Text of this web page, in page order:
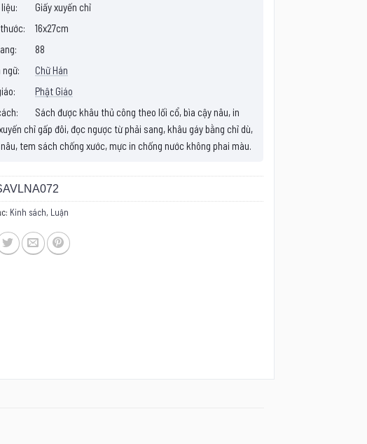
Giấy xuyến chỉ
16x27cm
88
ngữ:
Chữ Hán
Phật Giáo
Sách được khâu thủ công theo lối cổ, bìa cậy nâu, in
chỉ gấp đôi, đọc ngược từ phải sang, khâu gáy bằng chỉ dù,
tem sách chống xước, mực in chống nước không phai màu.
Kinh sách, Luận